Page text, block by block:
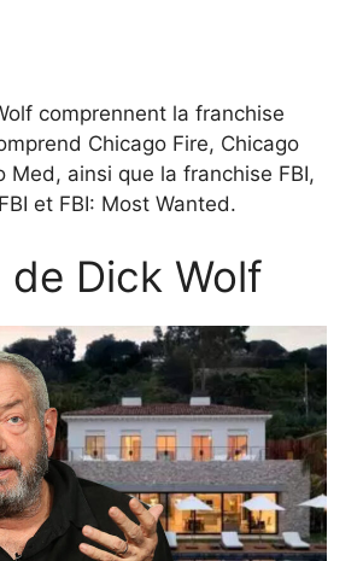
comprennent la franchise
Chicago Fire, Chicago
Med, ainsi que la franchise FBI,
et FBI: Most Wanted.
de Dick Wolf